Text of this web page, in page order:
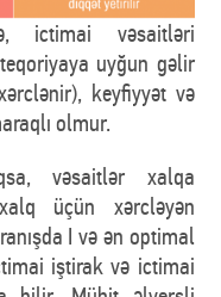
ictimai vəsaitləri
uyğun gəlir
keyfiyyət və
olmur.
vəsaitlər xalqa
üçün xərcləyən
I və ən optimal
iştirak və ictimai